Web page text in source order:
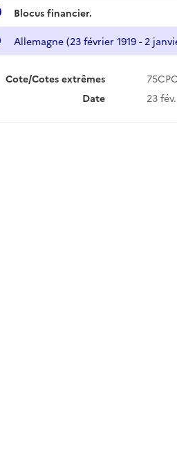
Blocus financier.
Allemagne (23 février 1919 - 2
Cote/Cotes extrêmes
Date
23